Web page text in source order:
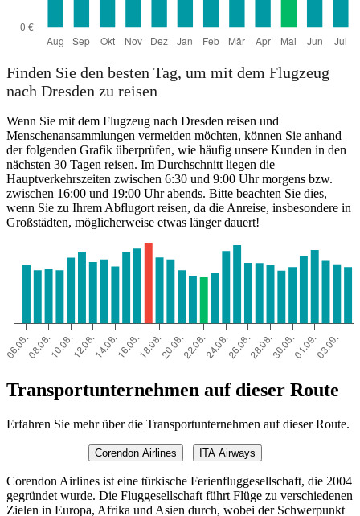
Finden Sie den besten Tag, um mit dem Flugzeug
nach Dresden zu reisen
Wenn Sie mit dem Flugzeug nach Dresden reisen und
Menschenansammlungen vermeiden möchten, können Sie anhand
der folgenden Grafik überprüfen, wie häufig unsere Kunden in den
nächsten 30 Tagen reisen. Im Durchschnitt liegen die
Hauptverkehrszeiten zwischen 6:30 und 9:00 Uhr morgens bzw.
zwischen 16:00 und 19:00 Uhr abends. Bitte beachten Sie dies,
wenn Sie zu Ihrem Abflugort reisen, da die Anreise, insbesondere in
Großstädten, möglicherweise etwas länger dauert!
Transportunternehmen auf dieser Route
Erfahren Sie mehr über die Transportunternehmen auf dieser Route.
Corendon Airlines ITA Airways
Corendon Airlines ist eine türkische Ferienfluggesellschaft, die 2004
gegründet wurde. Die Fluggesellschaft führt Flüge zu verschiedenen
Zielen in Europa, Afrika und Asien durch, wobei der Schwerpunkt